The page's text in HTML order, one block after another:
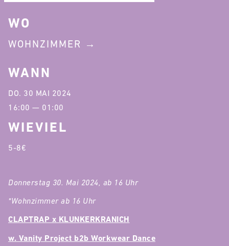
Donnerstag 30. Mai 2024, ab 16 Uhr
*Wohnzimmer ab 16 Uhr
CLAPTRAP x KLUNKERKRANICH
w. Vanity Project b2b Workwear Dance
WO
WOHNZIMMER
WANN
DO. 30 MAI 2024
16:00 — 01:00
WIEVIEL
5-8€